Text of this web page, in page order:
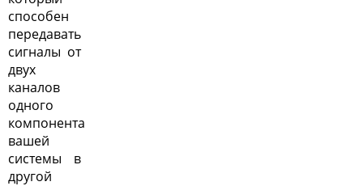
способен
передавать
сигналы от
двух
каналов
одного
компонента
вашей
системы в
другой